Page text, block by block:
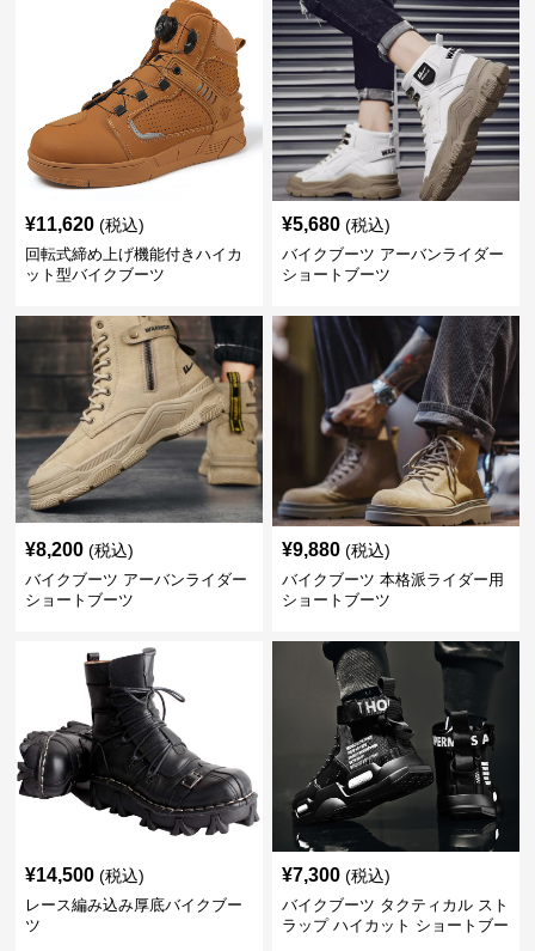
¥11,620 (税込)
回転式締め上げ機能付きハイカ
ット型バイクブーツ
¥5,680 (税込)
バイクブーツ アーバンライダー
ショートブーツ
¥8,200 (税込)
バイクブーツ アーバンライダー
ショートブーツ
¥9,880 (税込)
バイクブーツ 本格派ライダー用
ショートブーツ
¥14,500 (税込)
レース編み込み厚底バイクブー
ツ
¥7,300 (税込)
バイクブーツ タクティカル スト
ラップ ハイカット ショートブー